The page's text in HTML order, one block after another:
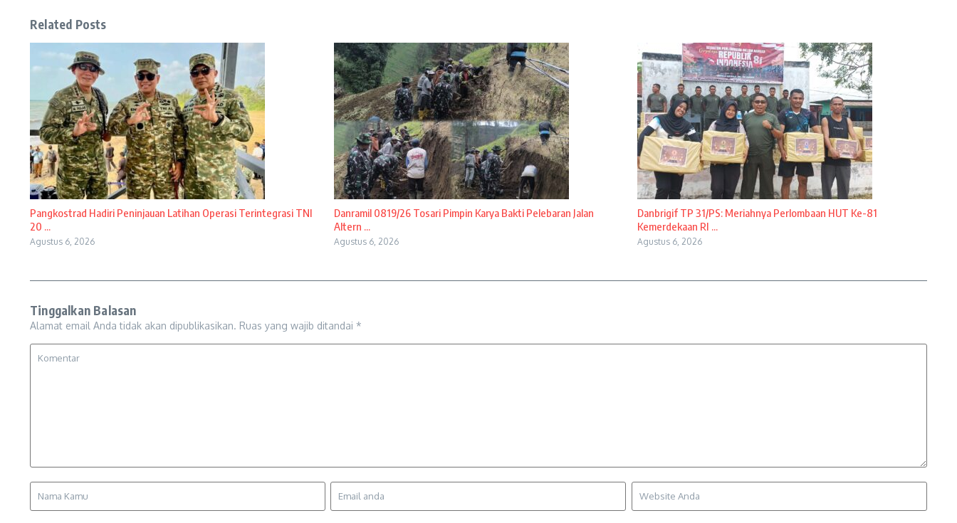
Related Posts
Pangkostrad Hadiri Peninjauan Latihan Operasi Terintegrasi TNI
20 ...
Agustus 6, 2026
Danramil 0819/26 Tosari Pimpin Karya Bakti Pelebaran Jalan
Altern ...
Agustus 6, 2026
Danbrigif TP 31/PS: Meriahnya Perlombaan HUT Ke-81
Kemerdekaan RI ...
Agustus 6, 2026
Tinggalkan Balasan
Alamat email Anda tidak akan dipublikasikan. Ruas yang wajib ditandai *